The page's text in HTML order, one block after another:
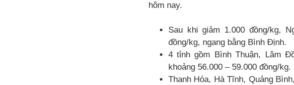
hôm nay.
Sau khi giảm 1.000 đồng/kg,
đồng/kg, ngang bằng Bình Định.
4 tỉnh gồm Bình Thuận, Lâm
khoảng 56.000 – 59.000 đồng/kg.
Thanh Hóa, Hà Tĩnh, Quảng